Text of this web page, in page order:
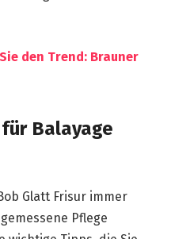
den Trend: Brauner
Balayage
Glatt Frisur immer
Pflege